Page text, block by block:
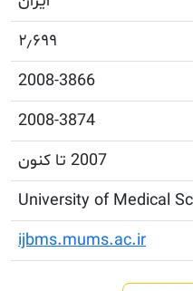
2008-3866
2008-3874
University of